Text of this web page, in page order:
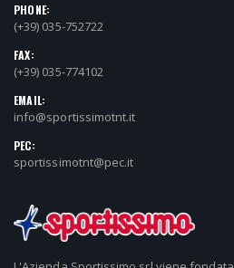
PHONE:
(+39) 035-752722
FAX:
(+39) 035-774102
EMAIL:
info@sportissimotnt.it
PEC:
sportissimotnt@pec.it